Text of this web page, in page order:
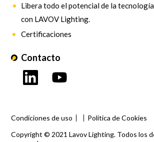
Libera todo el potencial de la
con LAVOV Lighting.
Certificaciones
Contacto
Condiciones de uso
Política de Cookies
Copyright © 2021 Lavov Lighting. Todos los